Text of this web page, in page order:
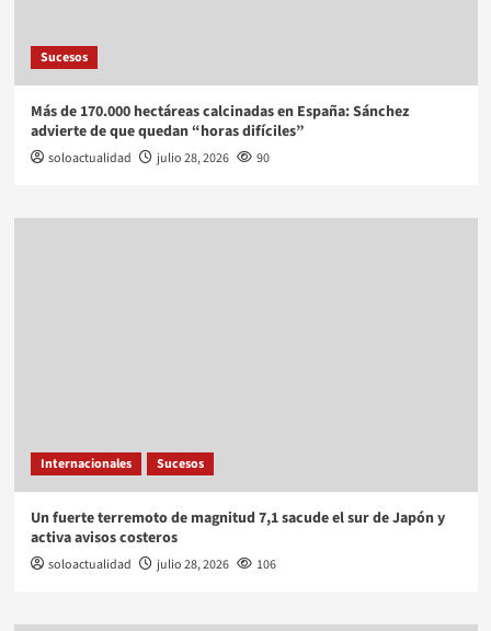
Sucesos
Más de 170.000 hectáreas calcinadas en España: Sánchez
advierte de que quedan “horas difíciles”
soloactualidad julio 28, 2026 90
Internacionales Sucesos
Un fuerte terremoto de magnitud 7,1 sacude el sur de Japón y
activa avisos costeros
soloactualidad julio 28, 2026 106